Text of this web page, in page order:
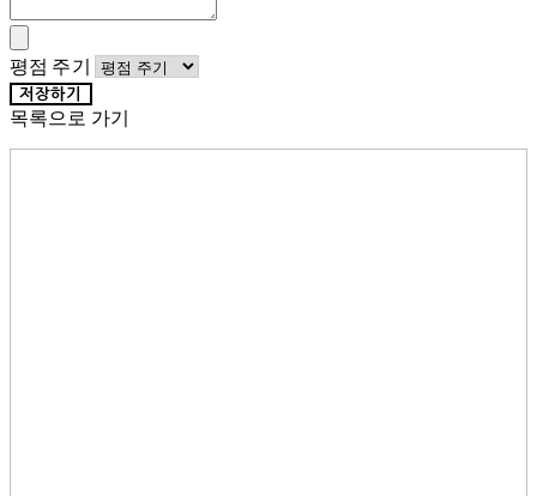
평점 주기
저장하기
목록으로 가기